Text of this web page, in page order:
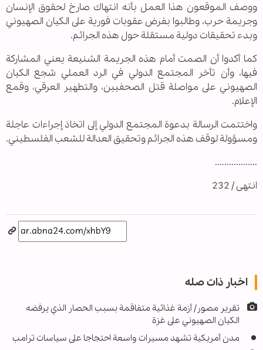
ووصف الموقعون هذا العمل بأنه انتهاك صارخ لحقوق الإنسان
وجريمة حرب، وطالبوا بفرض عقوبات فورية على الكيان الصهيوني
وبدء تحقيقات دولية مستقلة حول هذه الجرائم.
كما أكدوا أن الصمت أمام هذه الجريمة الشنيعة يعني المشاركة
فيها، وأن تأخر المجتمع الدولي في الرد العملي شجع الكيان
الصهيوني على مواصلة قتل الصحفيين، والتطهير العرقي، وقمع
الإعلام.
واختتمت الرسالة بدعوة المجتمع الدولي إلى اتخاذ إجراءات عاجلة
ومسؤولة لوقف هذه الجرائم وتحقيق العدالة للشعب الفلسطيني.
..................
انتهى / 232
اخبار ذات صله
تقرير مصور/ أزمة غذائية متفاقمة بسبب الحصار الذي يرفضه
الكيان الصهيوني على غزة
مدن أمريكية تشهد مسيرات واسعة احتجاجا على سياسات ترامب